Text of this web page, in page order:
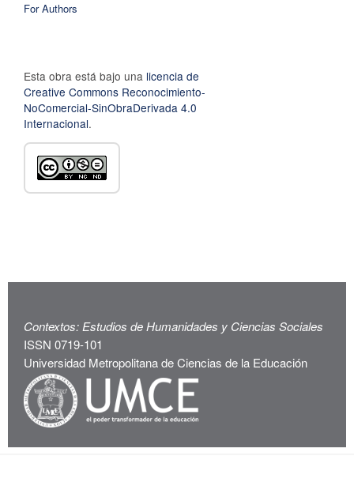
For Authors
Esta obra está bajo una licencia de
Creative Commons Reconocimiento-
NoComercial-SinObraDerivada 4.0
Internacional.
Contextos: Estudios de Humanidades y Ciencias Sociales
ISSN 0719-101
Universidad Metropolitana de Ciencias de la Educación